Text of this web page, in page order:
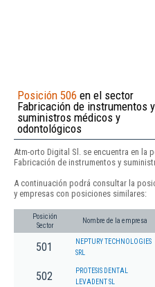
Posición 506 en el sector
Fabricación de instrumentos y
suministros médicos y
odontológicos
Atm-orto Digital Sl. se encuentra en la
Fabricación de instrumentos y
A continuación podrá consultar la
y empresas con posiciones similares:
Posición
Sector
Nombre de la empresa
501
NEPTURY TECHNOLOGIES
SRL
502
PROTESIS DENTAL
LEVADENT SL